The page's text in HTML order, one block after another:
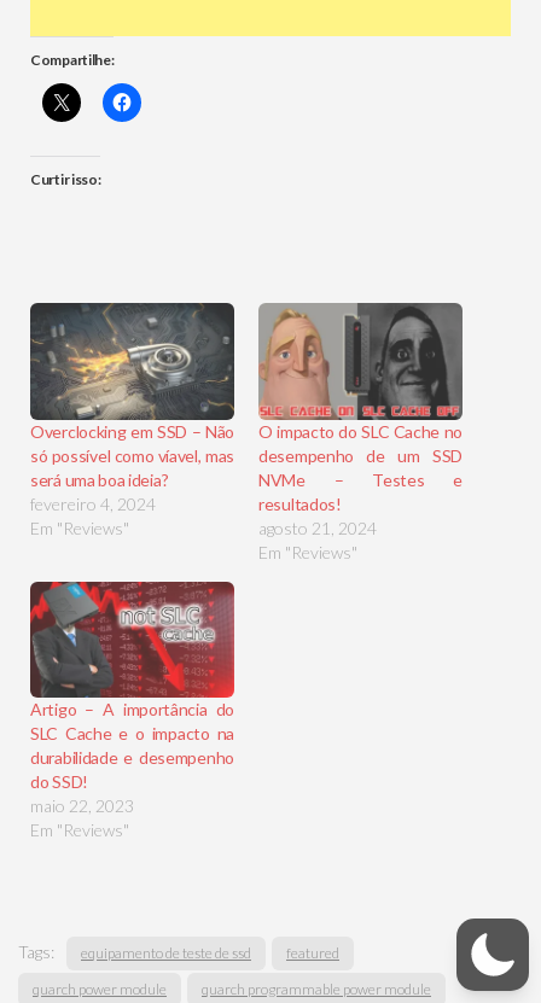
Compartilhe:
Curtir isso:
Overclocking em SSD – Não
só possível como víavel, mas
será uma boa ideia?
fevereiro 4, 2024
Em "Reviews"
O impacto do SLC Cache no
desempenho de um SSD
NVMe – Testes e
resultados!
agosto 21, 2024
Em "Reviews"
Artigo – A importância do
SLC Cache e o impacto na
durabilidade e desempenho
do SSD!
maio 22, 2023
Em "Reviews"
Tags: equipamento de teste de ssd
featured
quarch power module
quarch programmable power module